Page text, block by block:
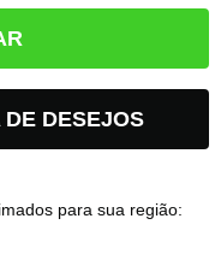
DESEJOS
para sua região: